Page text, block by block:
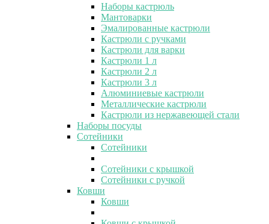
Наборы кастрюль
Мантоварки
Эмалированные кастрюли
Кастрюли с ручками
Кастрюли для варки
Кастрюли 1 л
Кастрюли 2 л
Кастрюли 3 л
Алюминиевые кастрюли
Металлические кастрюли
Кастрюли из нержавеющей стали
Наборы посуды
Сотейники
Сотейники
Сотейники с крышкой
Сотейники с ручкой
Ковши
Ковши